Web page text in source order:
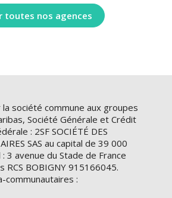
toutes nos agences
société commune aux groupes
Société Générale et Crédit
: 2SF SOCIÉTÉ DES
SAS au capital de 39 000
3 avenue du Stade de France
RCS BOBIGNY 915166045.
communautaires :